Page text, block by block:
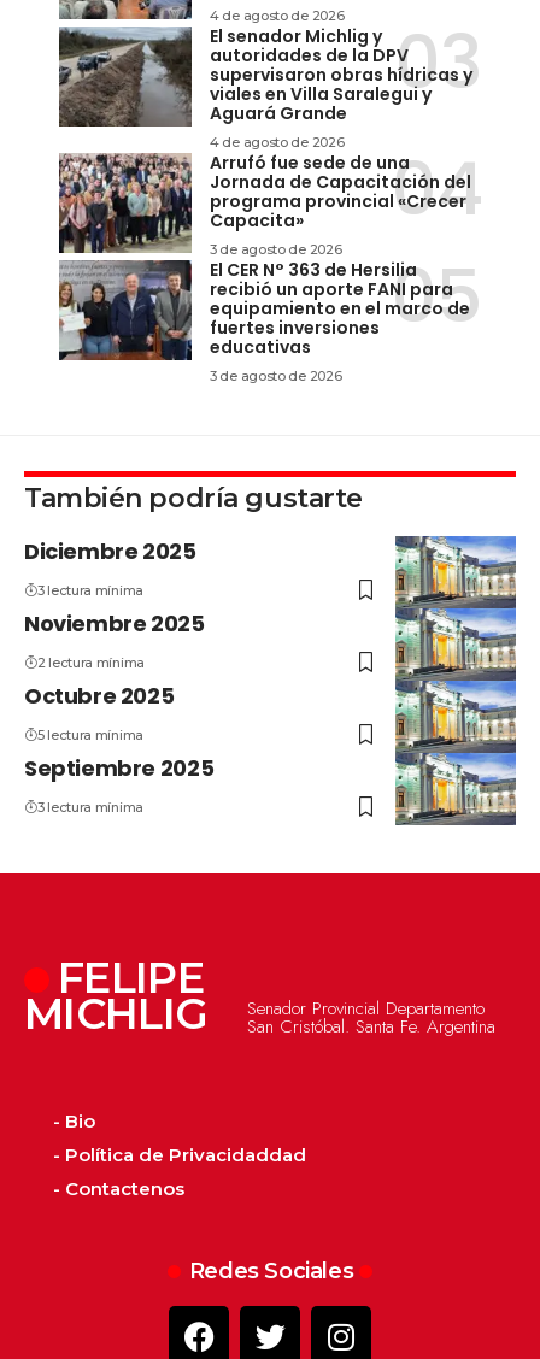
4 de agosto de 2026
El senador Michlig y
autoridades de la DPV
supervisaron obras hídricas y
viales en Villa Saralegui y
Aguará Grande
4 de agosto de 2026
Arrufó fue sede de una
Jornada de Capacitación del
programa provincial «Crecer
Capacita»
3 de agosto de 2026
El CER N° 363 de Hersilia
recibió un aporte FANI para
equipamiento en el marco de
fuertes inversiones
educativas
3 de agosto de 2026
También podría gustarte
Diciembre 2025
3 lectura mínima
Noviembre 2025
2 lectura mínima
Octubre 2025
5 lectura mínima
Septiembre 2025
3 lectura mínima
FELIPE
MICHLIG Senador Provincial Departamento
San Cristóbal. Santa Fe. Argentina
- Bio
- Política de Privacidaddad
- Contactenos
Redes Sociales